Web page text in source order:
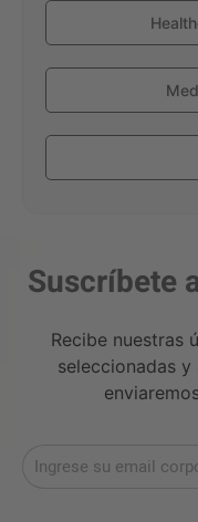
Suscríbete
Recibe nuestras
seleccionadas